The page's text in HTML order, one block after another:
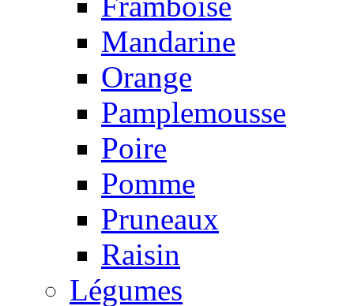
Mandarine
Orange
Pamplemousse
Poire
Pomme
Pruneaux
Raisin
Légumes